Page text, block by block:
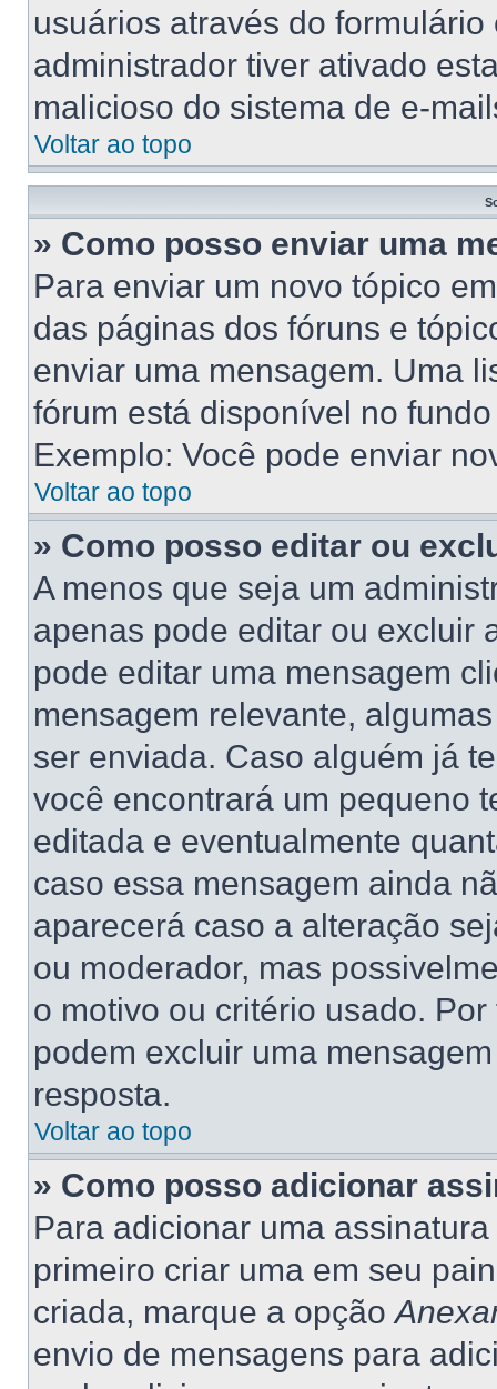
usuários através do
administrador tiver ativado
malicioso do sistema de e-
Voltar ao topo
» Como posso enviar uma
Para enviar um novo tópico
das páginas dos fóruns e
enviar uma mensagem. Uma
fórum está disponível no
Exemplo: Você pode enviar
Voltar ao topo
» Como posso editar ou
A menos que seja um
apenas pode editar ou excluir
pode editar uma mensagem
mensagem relevante,
ser enviada. Caso alguém já
você encontrará um pequeno
editada e eventualmente
caso essa mensagem ainda
aparecerá caso a alteração
ou moderador, mas
o motivo ou critério usado.
podem excluir uma
resposta.
Voltar ao topo
» Como posso adicionar
Para adicionar uma
primeiro criar uma em seu
criada, marque a opção
envio de mensagens para